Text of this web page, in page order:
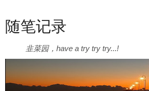
随笔记录
韭菜园，have a try try try...!